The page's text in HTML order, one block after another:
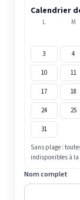
Calendrier
L M
3 4
10 11
17 18
24 25
31
Sans plage :
indisponibles à
Nom complet